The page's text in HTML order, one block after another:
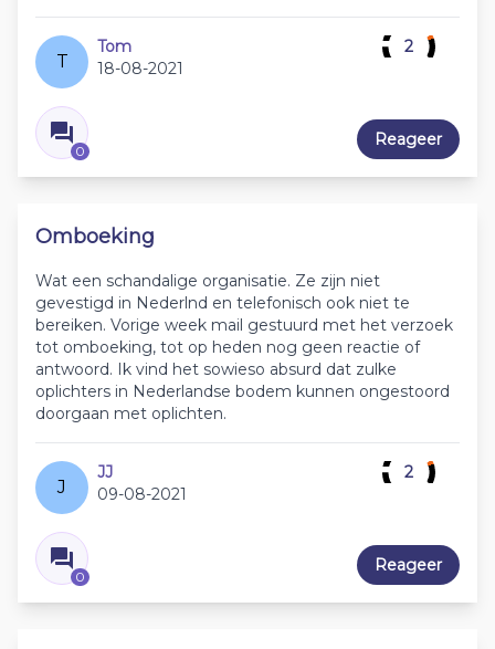
T
Tom
18-08-2021
0
2
Reageer
Omboeking
Wat een schandalige organisatie. Ze zijn niet
gevestigd in Nederlnd en telefonisch ook niet te
bereiken. Vorige week mail gestuurd met het verzoek
tot omboeking, tot op heden nog geen reactie of
antwoord. Ik vind het sowieso absurd dat zulke
oplichters in Nederlandse bodem kunnen ongestoord
doorgaan met oplichten.
J
JJ
09-08-2021
0
2
Reageer